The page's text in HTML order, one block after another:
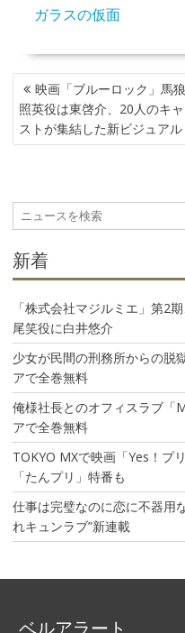
ガラスの仮面
投
稿
ナ
ビ
シ
ョ
映画「ブルーロック」馬狼
照英役は東啓介、20人のキャ
ストが集結した新ビジュアル
新着
「株式会社マジルミエ」第2
尾笑役に白井悠介
少女が民間の刑務所からの脱
アで全巻無料
俺様社長とのオフィスラブ「
アで全巻無料
TOKYO MXで映画「Yes！プ
「たんプリ」特番も
仕事は完璧なのに恋に不器用
れキュンラブ”新連載
ベルアラート